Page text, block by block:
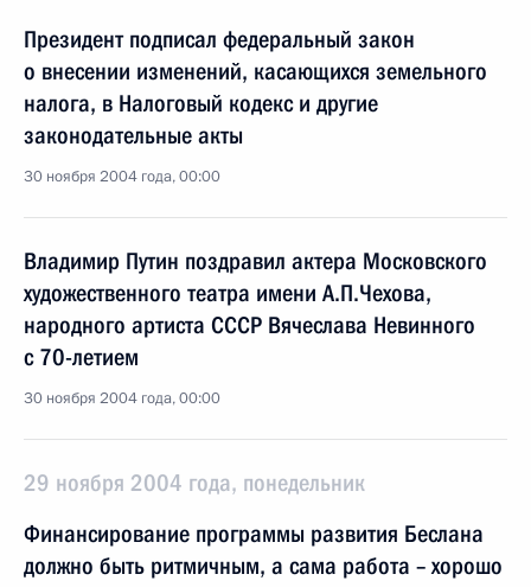
Президент подписал федеральный закон
о внесении изменений, касающихся земельного
налога, в Налоговый кодекс и другие
законодательные акты
30 ноября 2004 года, 00:00
Владимир Путин поздравил актера Московского
художественного театра имени А.П.Чехова,
народного артиста СССР Вячеслава Невинного
с 70-летием
30 ноября 2004 года, 00:00
29 ноября 2004 года, понедельник
Финансирование программы развития Беслана
должно быть ритмичным, а сама работа – хорошо